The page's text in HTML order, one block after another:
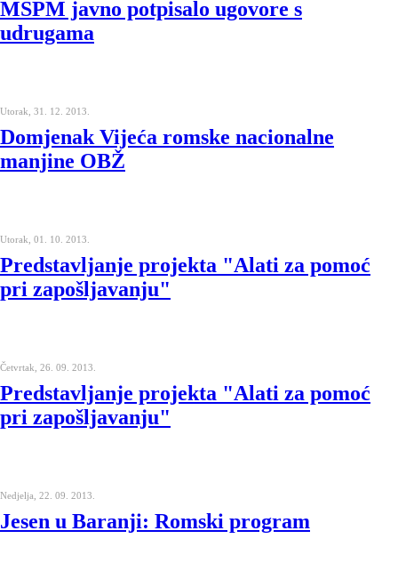
MSPM javno potpisalo ugovore s
udrugama
Utorak, 31. 12. 2013.
Domjenak Vijeća romske nacionalne
manjine OBŽ
Utorak, 01. 10. 2013.
Predstavljanje projekta "Alati za pomoć
pri zapošljavanju"
Četvrtak, 26. 09. 2013.
Predstavljanje projekta "Alati za pomoć
pri zapošljavanju"
Nedjelja, 22. 09. 2013.
Jesen u Baranji: Romski program